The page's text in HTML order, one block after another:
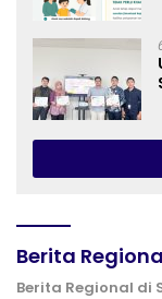
Berita
Berita Regional di